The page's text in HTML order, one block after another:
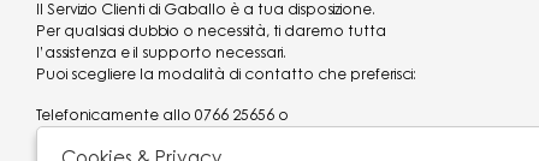
Il Servizio Clienti di Gaballo è a tua disposizione.
Per qualsiasi dubbio o necessità, ti daremo tutta
l’assistenza e il supporto necessari.
Puoi scegliere la modalità di contatto che preferisci:
Telefonicamente allo 0766 25656 o